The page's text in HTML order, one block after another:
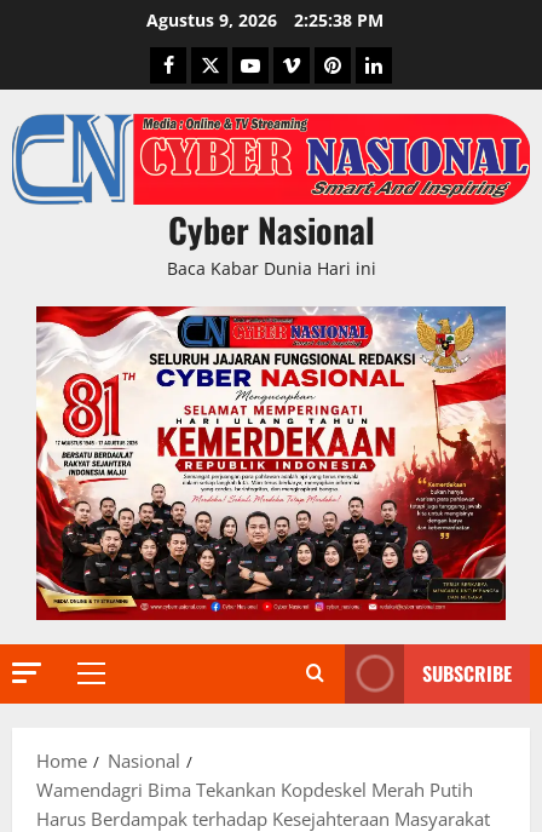
Agustus 9, 2026 2:25:39 PM
Facebook
TwitterYoutubeVimeoPinterestLinkedIn
Cyber Nasional
Baca Kabar Dunia Hari ini
Primary
SUBSCRIBE
Home
Nasional
Wamendagri Bima Tekankan Kopdeskel Merah Putih
Harus Berdampak terhadap Kesejahteraan Masyarakat